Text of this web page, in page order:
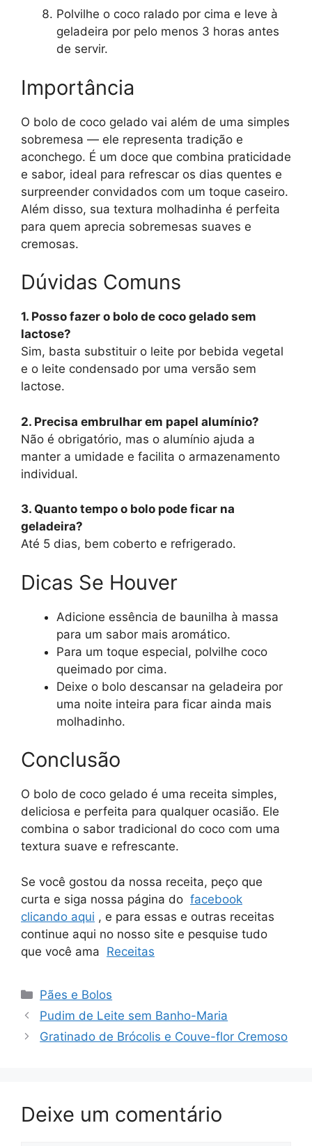
Polvilhe o coco ralado por cima e leve à
geladeira por pelo menos 3 horas antes
de servir.
Importância
O bolo de coco gelado vai além de uma simples
sobremesa — ele representa tradição e
aconchego. É um doce que combina praticidade
e sabor, ideal para refrescar os dias quentes e
surpreender convidados com um toque caseiro.
Além disso, sua textura molhadinha é perfeita
para quem aprecia sobremesas suaves e
cremosas.
Dúvidas Comuns
1. Posso fazer o bolo de coco gelado sem
lactose?
Sim, basta substituir o leite por bebida vegetal
e o leite condensado por uma versão sem
lactose.
2. Precisa embrulhar em papel alumínio?
Não é obrigatório, mas o alumínio ajuda a
manter a umidade e facilita o armazenamento
individual.
3. Quanto tempo o bolo pode ficar na
geladeira?
Até 5 dias, bem coberto e refrigerado.
Dicas Se Houver
Adicione essência de baunilha à massa
para um sabor mais aromático.
Para um toque especial, polvilhe coco
queimado por cima.
Deixe o bolo descansar na geladeira por
uma noite inteira para ficar ainda mais
molhadinho.
Conclusão
O bolo de coco gelado é uma receita simples,
deliciosa e perfeita para qualquer ocasião. Ele
combina o sabor tradicional do coco com uma
textura suave e refrescante.
Se você gostou da nossa receita, peço que
curta e siga nossa página do facebook
clicando aqui , e para essas e outras receitas
continue aqui no nosso site e pesquise tudo
que você ama Receitas
Categorias
Pães e Bolos
Pudim de Leite sem Banho-Maria
Gratinado de Brócolis e Couve-flor Cremoso
Deixe um comentário